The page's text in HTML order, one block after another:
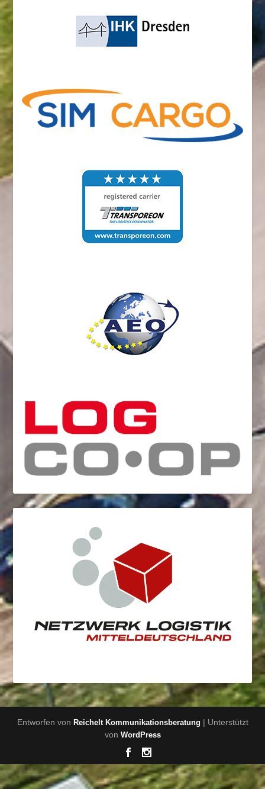
Entworfen von Reichelt Kommunikationsberatung | Unterstützt
von WordPress